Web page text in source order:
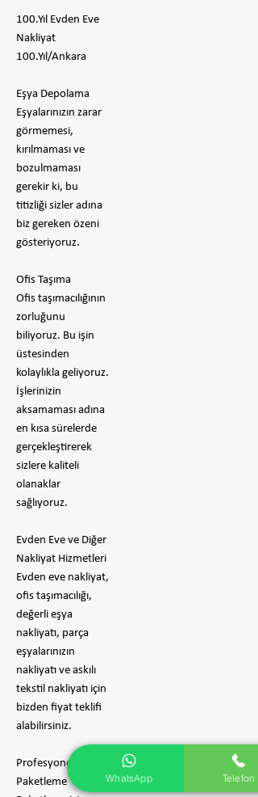
100.Yıl Evden Eve
Nakliyat
100.Yıl/Ankara
Eşya Depolama
Eşyalarınızın zarar
görmemesi,
kırılmaması ve
bozulmaması
gerekir ki, bu
titizliği sizler adına
biz gereken özeni
gösteriyoruz.
Ofis Taşıma
Ofis taşımacılığının
zorluğunu
biliyoruz. Bu işin
üstesinden
kolaylıkla geliyoruz.
İşlerinizin
aksamaması adına
en kısa sürelerde
gerçekleştirerek
sizlere kaliteli
olanaklar
sağlıyoruz.
Evden Eve ve Diğer
Nakliyat Hizmetleri
Evden eve nakliyat,
ofis taşımacılığı,
değerli eşya
nakliyatı, parça
eşyalarınızın
nakliyatı ve askılı
tekstil nakliyatı için
bizden fiyat teklifi
alabilirsiniz.
Profesyonel
Paketleme
WhatsApp Telefon